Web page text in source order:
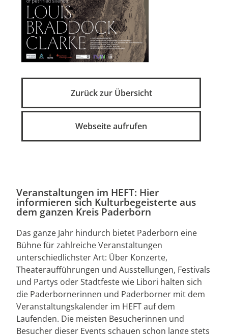
Zurück zur Übersicht
Webseite aufrufen
Veranstaltungen im HEFT: Hier
informieren sich Kulturbegeisterte aus
dem ganzen Kreis Paderborn
Das ganze Jahr hindurch bietet Paderborn eine
Bühne für zahlreiche Veranstaltungen
unterschiedlichster Art: Über Konzerte,
Theateraufführungen und Ausstellungen, Festivals
und Partys oder Stadtfeste wie Libori halten sich
die Paderbornerinnen und Paderborner mit dem
Veranstaltungskalender im HEFT auf dem
Laufenden. Die meisten Besucherinnen und
Besucher dieser Events schauen schon lange stets